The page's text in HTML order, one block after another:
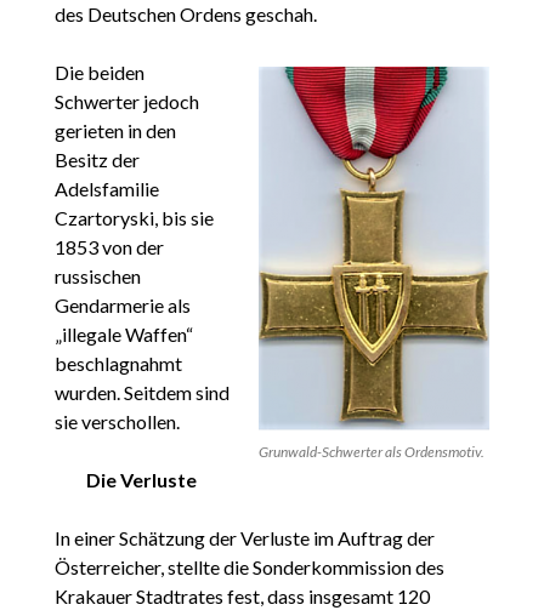
des Deutschen Ordens geschah.
Grunwald-Schwerter als Ordensmotiv.
Die beiden
Schwerter jedoch
gerieten in den
Besitz der
Adelsfamilie
Czartoryski, bis sie
1853 von der
russischen
Gendarmerie als
„illegale Waffen“
beschlagnahmt
wurden. Seitdem sind
sie verschollen.
Die Verluste
In einer Schätzung der Verluste im Auftrag der
Österreicher, stellte die Sonderkommission des
Krakauer Stadtrates fest, dass insgesamt 120